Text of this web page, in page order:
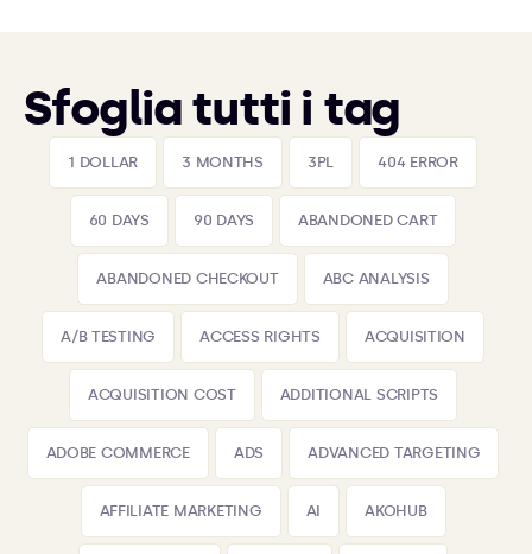
Sfoglia tutti i tag
1 DOLLAR 3 MONTHS 3PL 404 ERROR
60 DAYS 90 DAYS ABANDONED CART
ABANDONED CHECKOUT ABC ANALYSIS
A/B TESTING ACCESS RIGHTS ACQUISITION
ACQUISITION COST ADDITIONAL SCRIPTS
ADOBE COMMERCE ADS ADVANCED TARGETING
AFFILIATE MARKETING AI AKOHUB